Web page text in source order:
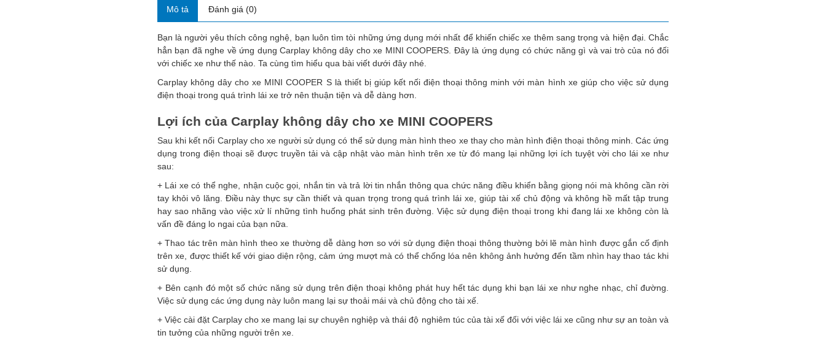
Mô tả Đánh giá (0)
Bạn là người yêu thích công nghệ, bạn luôn tìm tòi những ứng dụng mới nhất để khiến chiếc xe thêm sang trọng và hiện đại. Chắc
hẳn bạn đã nghe về ứng dụng Carplay không dây cho xe MINI COOPERS. Đây là ứng dụng có chức năng gì và vai trò của nó đối
với chiếc xe như thế nào. Ta cùng tìm hiểu qua bài viết dưới đây nhé.
Carplay không dây cho xe MINI COOPER S là thiết bị giúp kết nối điện thoại thông minh với màn hình xe giúp cho việc sử dụng
điện thoại trong quá trình lái xe trở nên thuận tiện và dễ dàng hơn.
Lợi ích của Carplay không dây cho xe MINI COOPERS
Sau khi kết nối Carplay cho xe người sử dụng có thể sử dụng màn hình theo xe thay cho màn hình điện thoại thông minh. Các ứng
dụng trong điện thoại sẽ được truyền tải và cập nhật vào màn hình trên xe từ đó mang lại những lợi ích tuyệt vời cho lái xe như
sau:
+ Lái xe có thể nghe, nhận cuộc gọi, nhắn tin và trả lời tin nhắn thông qua chức năng điều khiển bằng giọng nói mà không cần rời
tay khỏi vô lăng. Điều này thực sự cần thiết và quan trọng trong quá trình lái xe, giúp tài xế chủ động và không hề mất tập trung
hay sao nhãng vào việc xử lí những tình huống phát sinh trên đường. Việc sử dụng điện thoại trong khi đang lái xe không còn là
vấn đề đáng lo ngai của bạn nữa.
+ Thao tác trên màn hình theo xe thường dễ dàng hơn so với sử dụng điện thoại thông thường bởi lẽ màn hình được gắn cố định
trên xe, được thiết kế với giao diện rộng, cảm ứng mượt mà có thể chống lóa nên không ảnh hưởng đến tầm nhìn hay thao tác khi
sử dụng.
+ Bên cạnh đó một số chức năng sử dụng trên điện thoại không phát huy hết tác dụng khi bạn lái xe như nghe nhạc, chỉ đường.
Việc sử dụng các ứng dụng này luôn mang lại sự thoải mái và chủ động cho tài xế.
+ Việc cài đặt Carplay cho xe mang lại sự chuyên nghiệp và thái độ nghiêm túc của tài xế đối với việc lái xe cũng như sự an toàn và
tin tưởng của những người trên xe.